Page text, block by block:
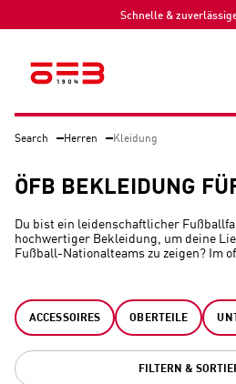
Schnelle &
Search Herren Kleidung
ÖFB BEKLEIDUNG
Du bist ein leidenschaftlicher
hochwertiger Bekleidung, um deine
Fußball-Nationalteams zu zeigen? Im
vonTrikotsbis hin zuTrainingsjacken
Kleidungsstück wurde mit Liebe zum
das Emblem des ÖFB, um deine
ACCESSOIRES OBERTEILE
FILTERN &